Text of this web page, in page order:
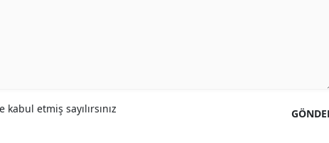
kabul etmiş sayılırsınız